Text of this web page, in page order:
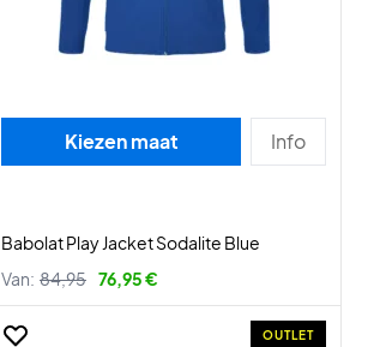
Kiezen maat Info
Babolat Play Jacket Sodalite Blue
Van: 84,95 76,95 €
OUTLET